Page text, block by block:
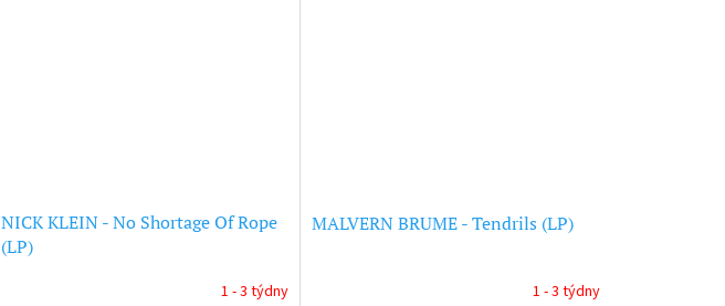
NICK KLEIN - No Shortage Of Rope
(LP)
1 - 3 týdny
MALVERN BRUME - Tendrils (LP)
1 - 3 týdny